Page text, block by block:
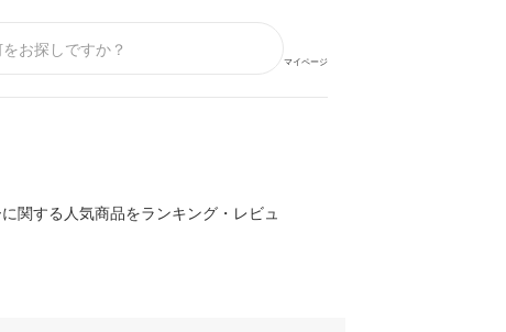
マイページ
関する人気商品をランキング・レビュ